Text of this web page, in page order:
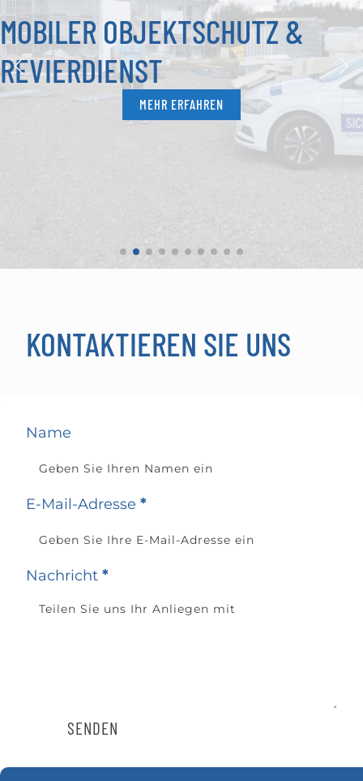
MOBILER OBJEKTSCHUTZ &
REVIERDIENST
MEHR ERFAHREN
KONTAKTIEREN SIE UNS
Name
E-Mail-Adresse *
Nachricht *
SENDEN